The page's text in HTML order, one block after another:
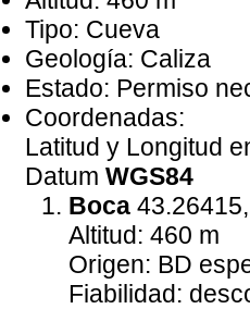
Tipo: Cueva
Geología: Caliza
Estado: Permiso
Coordenadas:
Latitud y Longitud
Datum WGS84
Boca
Altitud: 460 m
Origen: BD
Fiabilidad: